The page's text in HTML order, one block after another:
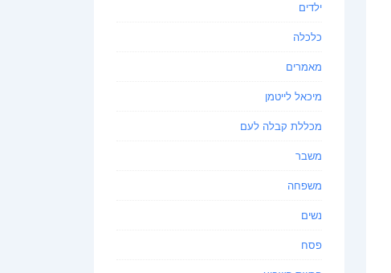
ילדים
כלכלה
מאמרים
מיכאל לייטמן
מכללת קבלה לעם
משבר
משפחה
נשים
פסח